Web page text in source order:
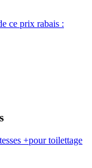
ce prix rabais :